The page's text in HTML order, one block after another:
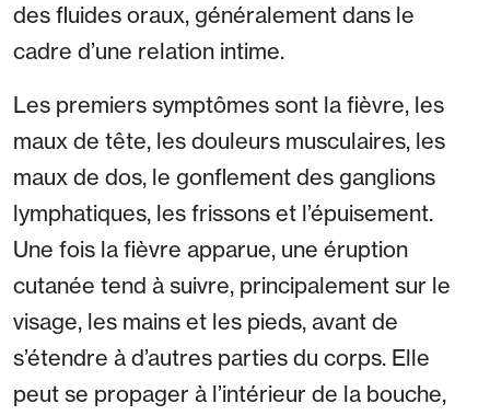
des fluides oraux, généralement dans le
cadre d’une relation intime.
Les premiers symptômes sont la fièvre, les
maux de tête, les douleurs musculaires, les
maux de dos, le gonflement des ganglions
lymphatiques, les frissons et l’épuisement.
Une fois la fièvre apparue, une éruption
cutanée tend à suivre, principalement sur le
visage, les mains et les pieds, avant de
s’étendre à d’autres parties du corps. Elle
peut se propager à l’intérieur de la bouche,